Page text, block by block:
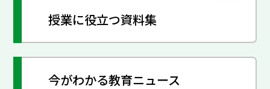
授業に役立つ資料集
今がわかる教育ニュース